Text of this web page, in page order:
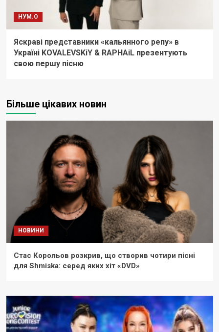
НУМ.О
Яскраві представники «кальянного репу» в
Україні KOVALEVSKiY & RAPHAiL презентують
свою першу пісню
Більше цікавих новин
НОВИНИ
Стас Корольов розкрив, що створив чотири пісні
для Shmiska: серед яких хіт «DVD»